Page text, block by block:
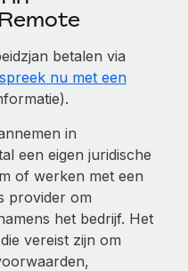
betalen via
spreek nu met een
in
een eigen juridische
of werken met een
provider om
het bedrijf. Het
vereist zijn om